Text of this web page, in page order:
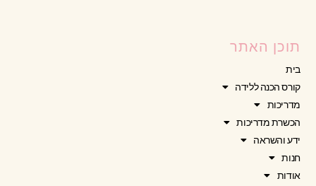
תוכן האתר
בית
קורס הכנה ללידה
מדריכות
הכשרת מדריכות
ידע והשראה
חנות
אודות